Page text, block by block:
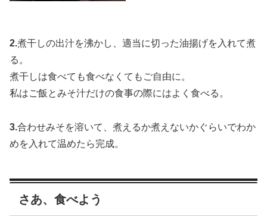
2.煮干しの出汁を沸かし、適当に切った油揚げを入れて煮
る。
煮干しは食べても食べなくてもご自由に。
私はご飯とみそ汁だけの食事の際にはよく食べる。
3.合わせみそを溶いて、煮えるか煮えないかぐらいでわか
めを入れて温めたら完成。
さあ、食べよう